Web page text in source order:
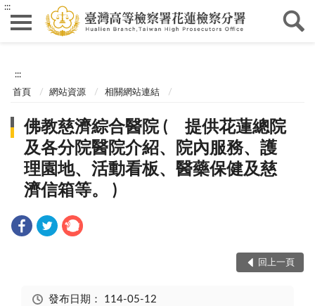
:::
:::
首頁 網站資源 相關網站連結
佛教慈濟綜合醫院 ( 提供花蓮總院
及各分院醫院介紹、院內服務、護
理園地、活動看板、醫藥保健及慈
濟信箱等。 )
回上一頁
發布日期： 114-05-12